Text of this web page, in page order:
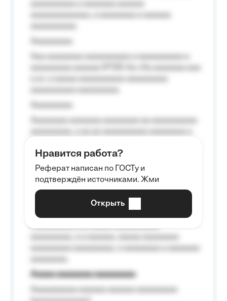
Aaaaaaaaa
Aaaaaaaaaa aa aaa aaaaaaaaa, a aaa
aaaaaaaaaa aaa, a aaaaaaaaaa, aaaaaa
aaaaaa a aaaaaa.
Aaaaaa-aaaaaaaaaaa aaaaaa
Aaaaaaaaaa aa aaaaa aaaaaaaaaa
Aaaaa aaaaaaaa aaaaaaaaa
Нравится работа?
Реферат написан по ГОСТу и
подтверждён источниками. Жми
Открыть